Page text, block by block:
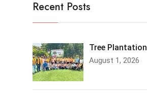
Recent Posts
Tree Plantation
August 1, 2026